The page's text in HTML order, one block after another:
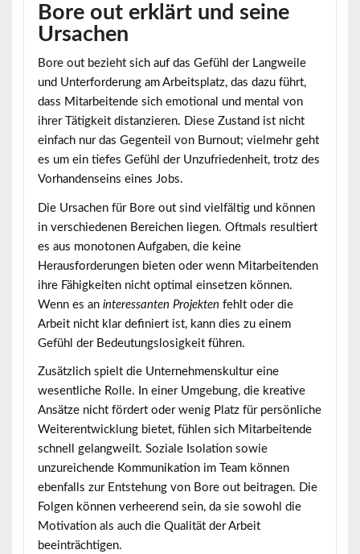
Bore out erklärt und seine
Ursachen
Bore out bezieht sich auf das Gefühl der Langweile
und Unterforderung am Arbeitsplatz, das dazu führt,
dass Mitarbeitende sich emotional und mental von
ihrer Tätigkeit distanzieren. Diese Zustand ist nicht
einfach nur das Gegenteil von Burnout; vielmehr geht
es um ein tiefes Gefühl der Unzufriedenheit, trotz des
Vorhandenseins eines Jobs.
Die Ursachen für Bore out sind vielfältig und können
in verschiedenen Bereichen liegen. Oftmals resultiert
es aus monotonen Aufgaben, die keine
Herausforderungen bieten oder wenn Mitarbeitenden
ihre Fähigkeiten nicht optimal einsetzen können.
Wenn es an interessanten Projekten fehlt oder die
Arbeit nicht klar definiert ist, kann dies zu einem
Gefühl der Bedeutungslosigkeit führen.
Zusätzlich spielt die Unternehmenskultur eine
wesentliche Rolle. In einer Umgebung, die kreative
Ansätze nicht fördert oder wenig Platz für persönliche
Weiterentwicklung bietet, fühlen sich Mitarbeitende
schnell gelangweilt. Soziale Isolation sowie
unzureichende Kommunikation im Team können
ebenfalls zur Entstehung von Bore out beitragen. Die
Folgen können verheerend sein, da sie sowohl die
Motivation als auch die Qualität der Arbeit
beeinträchtigen.